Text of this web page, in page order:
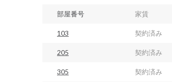
部屋番号 家賃
103 契約済み
205 契約済み
305 契約済み